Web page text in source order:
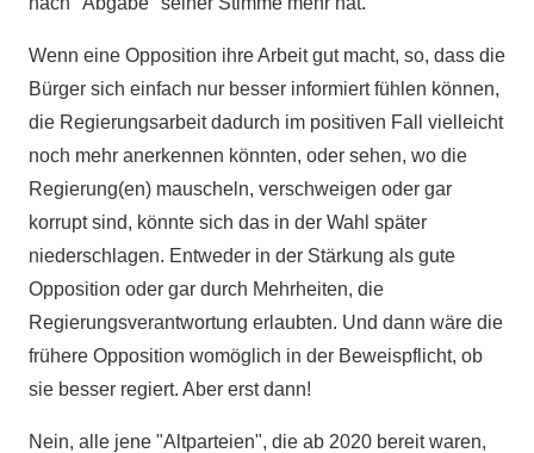
Wenn eine Opposition ihre Arbeit gut macht, so, dass die
Bürger sich einfach nur besser informiert fühlen können,
die Regierungsarbeit dadurch im positiven Fall vielleicht
noch mehr anerkennen könnten, oder sehen, wo die
Regierung(en) mauscheln, verschweigen oder gar
korrupt sind, könnte sich das in der Wahl später
niederschlagen. Entweder in der Stärkung als gute
Opposition oder gar durch Mehrheiten, die
Regierungsverantwortung erlaubten. Und dann wäre die
frühere Opposition womöglich in der Beweispflicht, ob
sie besser regiert. Aber erst dann!
Nein, alle jene "Altparteien", die ab 2020 bereit waren,